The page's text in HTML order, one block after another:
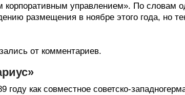
корпоративным управлением». По словам
размещения в ноябре этого года, но
от комментариев.
как совместное советско-